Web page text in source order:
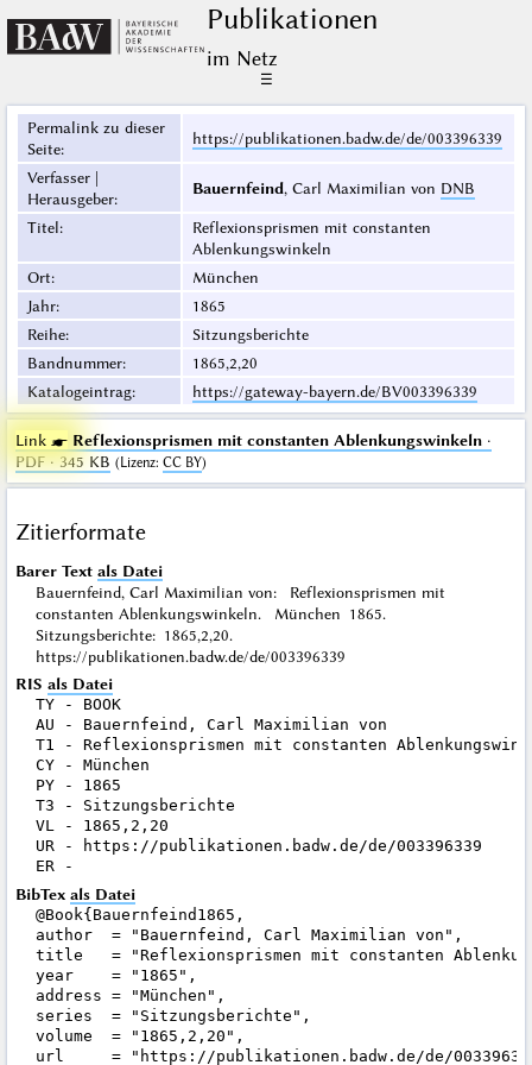
Publikationen
im Netz
☰
Permalink zu dieser
Seite:
https://publikationen.badw.de/de/003396339
Verfasser |
Herausgeber:
Bauernfeind, Carl Maximilian von DNB
Titel:
Reflexionsprismen mit constanten
Ablenkungswinkeln
Ort:
München
Jahr:
1865
Reihe:
Sitzungsberichte
Bandnummer:
1865,2,20
Katalogeintrag: https://gateway-bayern.de/BV003396339
Link ☛ Reflexionsprismen mit constanten Ablenkungswinkeln·
PDF · 345 KB (Lizenz: CC BY)
Zitierformate
Barer Text als Datei
Bauernfeind, Carl Maximilian von: Reflexionsprismen mit
constanten Ablenkungswinkeln. München 1865.
Sitzungsberichte: 1865,2,20.
https://publikationen.badw.de/de/003396339
RIS als Datei
TY - BOOK
AU - Bauernfeind, Carl Maximilian von
T1 - Reflexionsprismen mit constanten
CY - München
PY - 1865
T3 - Sitzungsberichte
VL - 1865,2,20
UR - https://publikationen.badw.de/de/003396339
BibTex als Datei
@Book{Bauernfeind1865,
author  = "Bauernfeind, Carl Maximilian von",
title   = "Reflexionsprismen mit constanten
year    = "1865",
address = "München",
series  = "Sitzungsberichte",
volume  = "1865,2,20",
url     = "https://publikationen.badw.de/de/